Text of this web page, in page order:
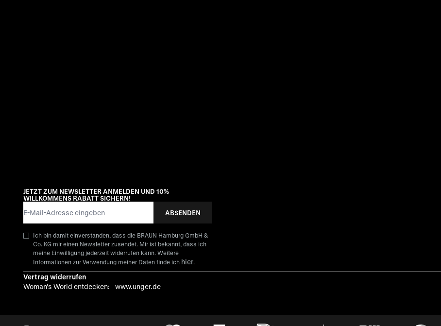
JETZT ZUM NEWSLETTER ANMELDEN UND 10%
WILLKOMMENS RABATT SICHERN!
ABSENDEN
Ich bin damit einverstanden, dass die BRAUN Hamburg GmbH &
Co. KG mir einen Newsletter zusendet. Mir ist bekannt, dass ich
meine Einwilligung jederzeit widerrufen kann. Weitere
Informationen zur Verwendung meiner Daten finde ich hier.
Vertrag widerrufen
Woman's World entdecken:
www.unger.de